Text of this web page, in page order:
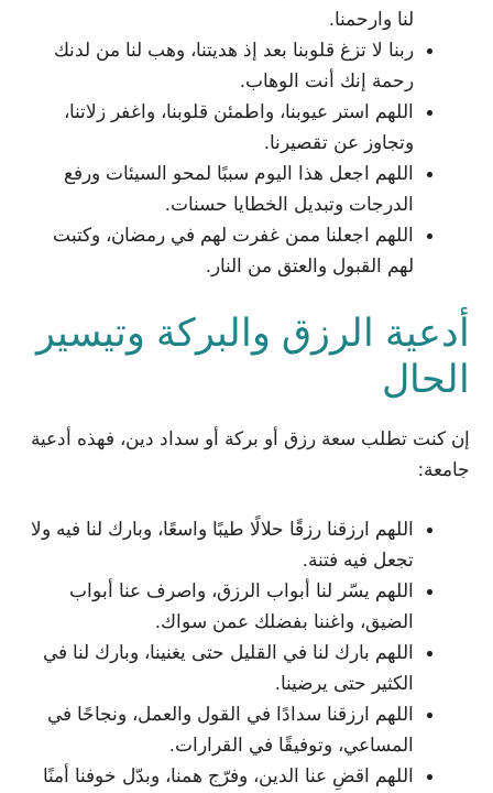
لنا وارحمنا.
ربنا لا تزغ قلوبنا بعد إذ هديتنا، وهب لنا من لدنك
رحمة إنك أنت الوهاب.
اللهم استر عيوبنا، واطمئن قلوبنا، واغفر زلاتنا،
وتجاوز عن تقصيرنا.
اللهم اجعل هذا اليوم سببًا لمحو السيئات ورفع
الدرجات وتبديل الخطايا حسنات.
اللهم اجعلنا ممن غفرت لهم في رمضان، وكتبت
لهم القبول والعتق من النار.
أدعية الرزق والبركة وتيسير
الحال
إن كنت تطلب سعة رزق أو بركة أو سداد دين، فهذه أدعية
جامعة:
اللهم ارزقنا رزقًا حلالًا طيبًا واسعًا، وبارك لنا فيه ولا
تجعل فيه فتنة.
اللهم يسّر لنا أبواب الرزق، واصرف عنا أبواب
الضيق، واغننا بفضلك عمن سواك.
اللهم بارك لنا في القليل حتى يغنينا، وبارك لنا في
الكثير حتى يرضينا.
اللهم ارزقنا سدادًا في القول والعمل، ونجاحًا في
المساعي، وتوفيقًا في القرارات.
اللهم اقضِ عنا الدين، وفرّج همنا، وبدّل خوفنا أمنًا